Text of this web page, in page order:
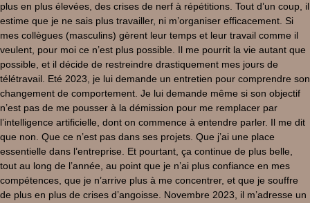
plus en plus élevées, des crises de nerf à répétitions. Tout d’un coup, il
estime que je ne sais plus travailler, ni m’organiser efficacement. Si
mes collègues (masculins) gèrent leur temps et leur travail comme il
veulent, pour moi ce n’est plus possible. Il me pourrit la vie autant que
possible, et il décide de restreindre drastiquement mes jours de
télétravail. Eté 2023, je lui demande un entretien pour comprendre son
changement de comportement. Je lui demande même si son objectif
n’est pas de me pousser à la démission pour me remplacer par
l’intelligence artificielle, dont on commence à entendre parler. Il me dit
que non. Que ce n’est pas dans ses projets. Que j’ai une place
essentielle dans l’entreprise. Et pourtant, ça continue de plus belle,
tout au long de l’année, au point que je n’ai plus confiance en mes
compétences, que je n’arrive plus à me concentrer, et que je souffre
de plus en plus de crises d’angoisse. Novembre 2023, il m’adresse un